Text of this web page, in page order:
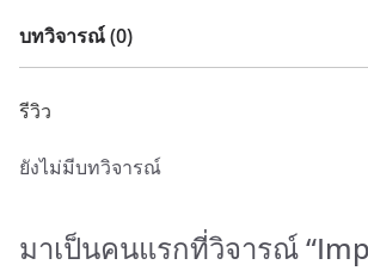
บทวิจารณ์ (0)
รีวิว
ยังไม่มีบทวิจารณ์
มาเป็นคนแรกที่วิจารณ์